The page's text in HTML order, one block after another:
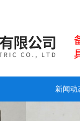
新闻动